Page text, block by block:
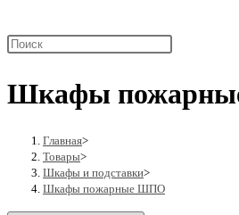
поиск
веб-
Шкафы
Главная>
Товары>
Шкафы и подставки>
Шкафы пожарные ШПО